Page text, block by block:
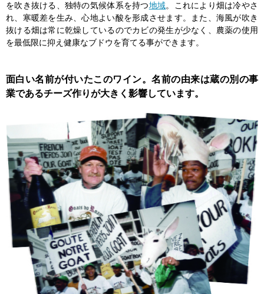
を吹き抜ける、独特の気候体系を持つ地域。これにより畑は冷やさ
れ、寒暖差を生み、心地よい酸を形成させます。また、海風が吹き
抜ける畑は常に乾燥しているのでカビの発生が少なく、農薬の使用
を最低限に抑え健康なブドウを育てる事ができます。
面白い名前が付いたこのワイン。名前の由来は蔵の別の事
業であるチーズ作りが大きく影響しています。